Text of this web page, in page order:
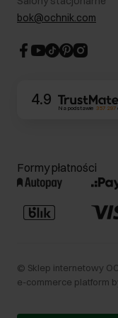
Blog
Dla akcjonariuszy
CSR
bok@ochnik.com
4.9
Na podstawie 357 297
Formy płatności
© Sklep internetowy
e-commerce platform